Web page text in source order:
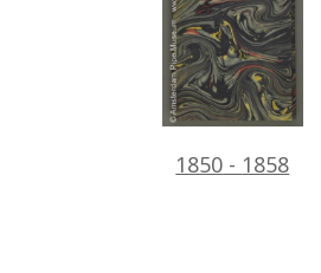
1850 - 1858